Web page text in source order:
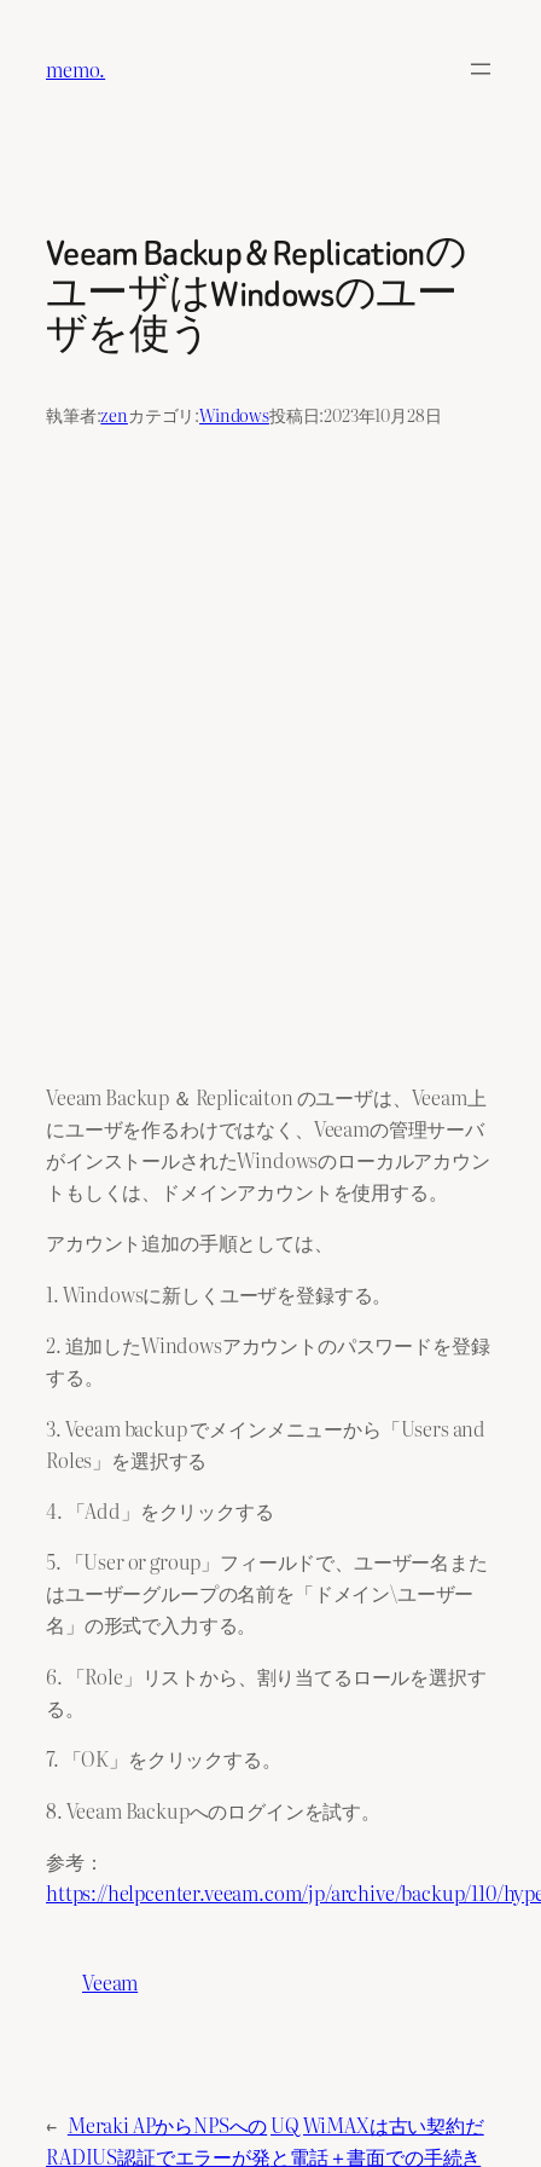
memo.
Veeam Backup & Replicationの
ユーザはWindowsのユー
ザを使う
執筆者:zenカテゴリ:Windows投稿日:2023年10月28日
Veeam Backup ＆ Replicaiton のユーザは、Veeam上
にユーザを作るわけではなく、Veeamの管理サーバ
がインストールされたWindowsのローカルアカウン
トもしくは、ドメインアカウントを使用する。
アカウント追加の手順としては、
1. Windowsに新しくユーザを登録する。
2. 追加したWindowsアカウントのパスワードを登録
する。
3. Veeam backup でメインメニューから「Users and
Roles」を選択する
4. 「Add」をクリックする
5. 「User or group」フィールドで、ユーザー名また
はユーザーグループの名前を「ドメイン\ユーザー
名」の形式で入力する。
6. 「Role」リストから、割り当てるロールを選択す
る。
7. 「OK」をクリックする。
8. Veeam Backupへのログインを試す。
参考：
https://helpcenter.veeam.com/jp/archive/backup/110/
Veeam
← Meraki APからNPSへの
RADIUS認証でエラーが発
UQ WiMAXは古い契約だ
と電話＋書面での手続き